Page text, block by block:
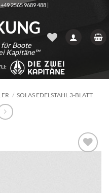
2565 9689 488 |
für Boote
Kapitäne™
/ SOLAS EDELSTAHL 3-BLATT